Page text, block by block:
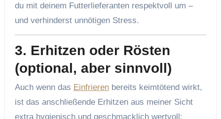
du mit deinem Futterlieferanten respektvoll um –
und verhinderst unnötigen Stress.
3. Erhitzen oder Rösten
(optional, aber sinnvoll)
Auch wenn das Einfrierenbereits keimtötend wirkt,
ist das anschließende Erhitzen aus meiner Sicht
extra hygienisch und geschmacklich wertvoll: